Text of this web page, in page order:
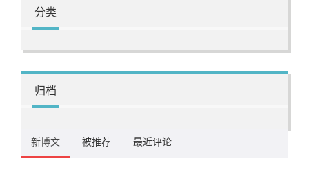
分类
归档
新博文 被推荐 最近评论